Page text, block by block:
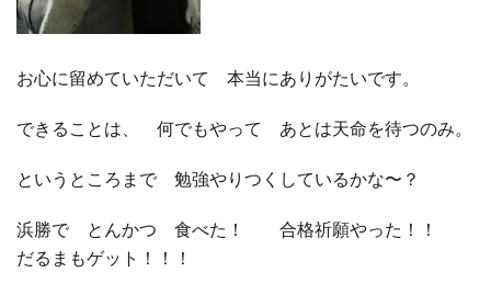
お心に留めていただいて 本当にありがたいです。
できることは、 何でもやって あとは天命を待つのみ。
というところまで 勉強やりつくしているかな〜？
浜勝で とんかつ 食べた！ 合格祈願やった！！
だるまもゲット！！！